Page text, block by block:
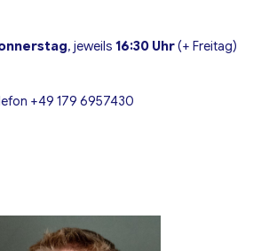
, jeweils16:30 Uhr(+ Freitag)
+49179 6957430